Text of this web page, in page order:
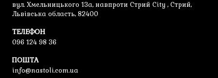
вул. Хмельницького 13а, навпроти Стрий City , Стрий,
Львівська область, 82400
ТЕЛЕФОН
096 124 98 36
ПОШТА
info@nastoli.com.ua